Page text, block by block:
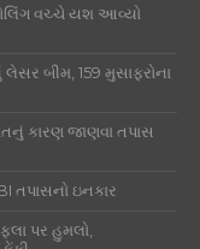
વચ્ચે યશ આવ્યો
બીમ, 159 મુસાફરોના
કારણ જાણવા તપાસ
તપાસનો ઇનકાર
પર હુમલો,